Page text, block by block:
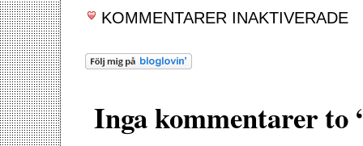
KOMMENTARER INAKTIVERADE
Inga kommentarer to